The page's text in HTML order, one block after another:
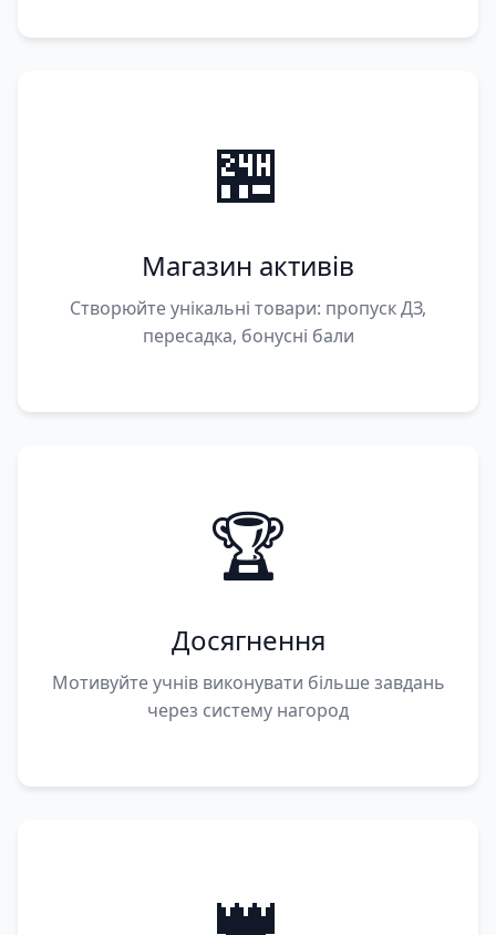
🏪
Магазин активів
Створюйте унікальні товари: пропуск ДЗ,
пересадка, бонусні бали
🏆
Досягнення
Мотивуйте учнів виконувати більше завдань
через систему нагород